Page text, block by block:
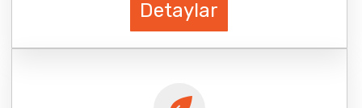
Detaylar